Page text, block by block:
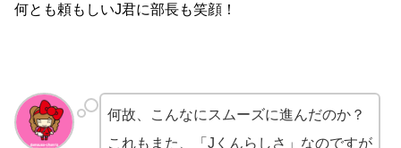
何とも頼もしいJ君に部長も笑顔！
何故、こんなにスムーズに進んだのか？
これもまた、「Jくんらしさ」なのですが